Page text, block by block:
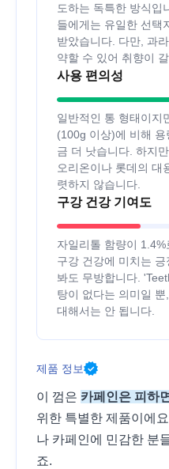
도하는 독특한 방식입
들에게는 유일한 선택
받았습니다. 다만, 과
약할 수 있어 취향이
사용 편의성
일반적인 통 형태이지
(100g 이상)에 비해
금 더 낫습니다. 하지
오리온이나 롯데의 대
렷하지 않습니다.
구강 건강 기여도
자일리톨 함량이
구강 건강에 미치는
봐도 무방합니다.
탕이 없다는 의미일
대해서는 안 됩니다.
제품 정보
이 껌은 카페인은 피하
위한 특별한 제품이에
나 카페인에 민감한 분
죠.